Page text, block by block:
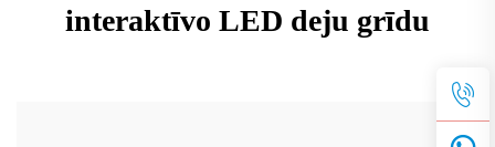
interaktīvo LED deju grīdu